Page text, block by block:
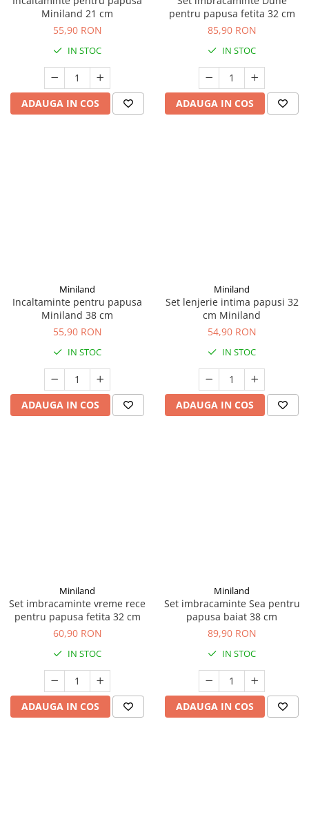
Miniland 21 cm
55,90 RON
IN STOC
ADAUGA IN COS
pentru papusa fetita 32 cm
85,90 RON
IN STOC
ADAUGA IN COS
Miniland
Incaltaminte pentru papusa
Miniland 38 cm
55,90 RON
IN STOC
ADAUGA IN COS
Miniland
Set lenjerie intima papusi 32
cm Miniland
54,90 RON
IN STOC
ADAUGA IN COS
Miniland
Set imbracaminte vreme rece
pentru papusa fetita 32 cm
60,90 RON
IN STOC
ADAUGA IN COS
Miniland
Set imbracaminte Sea pentru
papusa baiat 38 cm
89,90 RON
IN STOC
ADAUGA IN COS